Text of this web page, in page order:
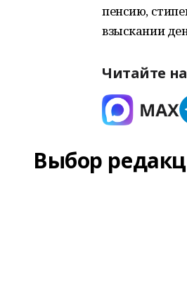
пенсию,
взыскании
Читайте
Выбор